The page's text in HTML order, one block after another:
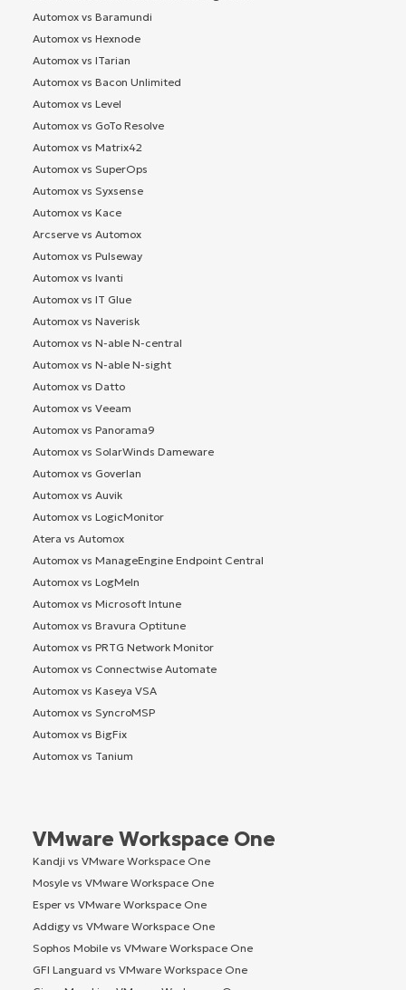
Automox vs Baramundi
Automox vs Hexnode
Automox vs ITarian
Automox vs Bacon Unlimited
Automox vs Level
Automox vs GoTo Resolve
Automox vs Matrix42
Automox vs SuperOps
Automox vs Syxsense
Automox vs Kace
Arcserve vs Automox
Automox vs Pulseway
Automox vs Ivanti
Automox vs IT Glue
Automox vs Naverisk
Automox vs N-able N-central
Automox vs N-able N-sight
Automox vs Datto
Automox vs Veeam
Automox vs Panorama9
Automox vs SolarWinds Dameware
Automox vs Goverlan
Automox vs Auvik
Automox vs LogicMonitor
Atera vs Automox
Automox vs ManageEngine Endpoint Central
Automox vs LogMeIn
Automox vs Microsoft Intune
Automox vs Bravura Optitune
Automox vs PRTG Network Monitor
Automox vs Connectwise Automate
Automox vs Kaseya VSA
Automox vs SyncroMSP
Automox vs BigFix
Automox vs Tanium
VMware Workspace One
Kandji vs VMware Workspace One
Mosyle vs VMware Workspace One
Esper vs VMware Workspace One
Addigy vs VMware Workspace One
Sophos Mobile vs VMware Workspace One
GFI Languard vs VMware Workspace One